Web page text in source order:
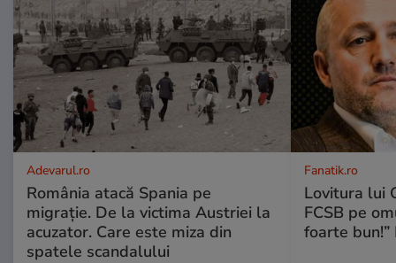
Adevarul.ro
România atacă Spania pe
migrație. De la victima Austriei la
acuzator. Care este miza din
spatele scandalului
Fanatik.ro
Lovitura lui
FCSB pe
foarte bun!”